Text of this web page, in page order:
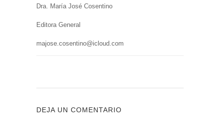
Dra. María José Cosentino
Editora General
majose.cosentino@icloud.com
DEJA UN COMENTARIO